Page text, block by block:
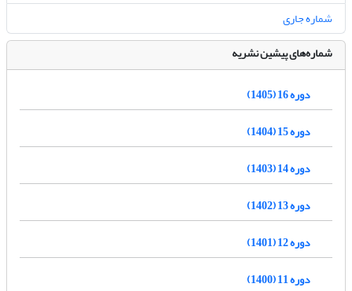
شماره جاری
شماره‌های پیشین نشریه
دوره 16 (1405)
دوره 15 (1404)
دوره 14 (1403)
دوره 13 (1402)
دوره 12 (1401)
دوره 11 (1400)